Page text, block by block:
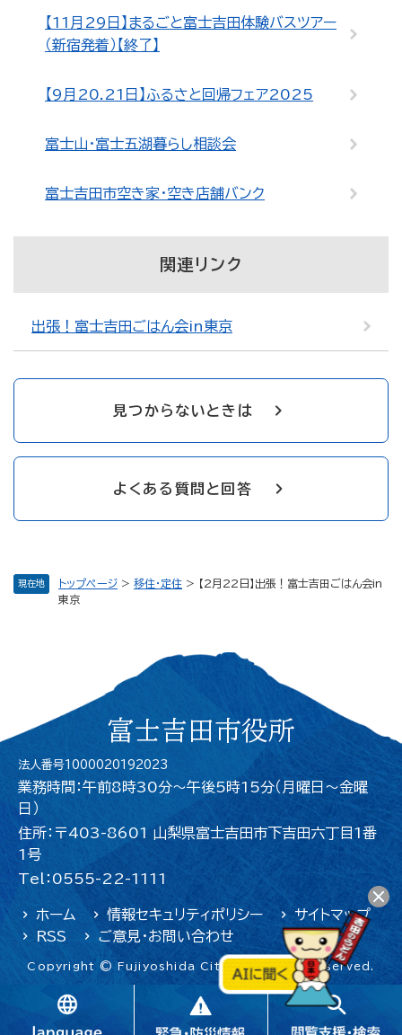
現在地 トップページ > 移住・定住 >
【2月22日】出張！富士吉田ごはん会in
東京
【11月29日】まるごと富士吉田体験バスツアー
（新宿発着）【終了】
【9月20.21日】ふるさと回帰フェア2025
富士山・富士五湖暮らし相談会
富士吉田市空き家・空き店舗バンク
関連リンク
出張！富士吉田ごはん会in東京
見つからないときは
よくある質問と回答
富士吉田市役所
法人番号1000020192023
業務時間：午前8時30分～午後5時15分（月曜日〜金曜
日）
住所：〒403-8601 山梨県富士吉田市下吉田六丁目1番
1号
Tel：0555-22-1111
ホーム 情報セキュリティポリシー
サイトマップ
RSS
ご意見・お問い合わせ
Copyright © Fujiyoshida City. All Rights Reserved.